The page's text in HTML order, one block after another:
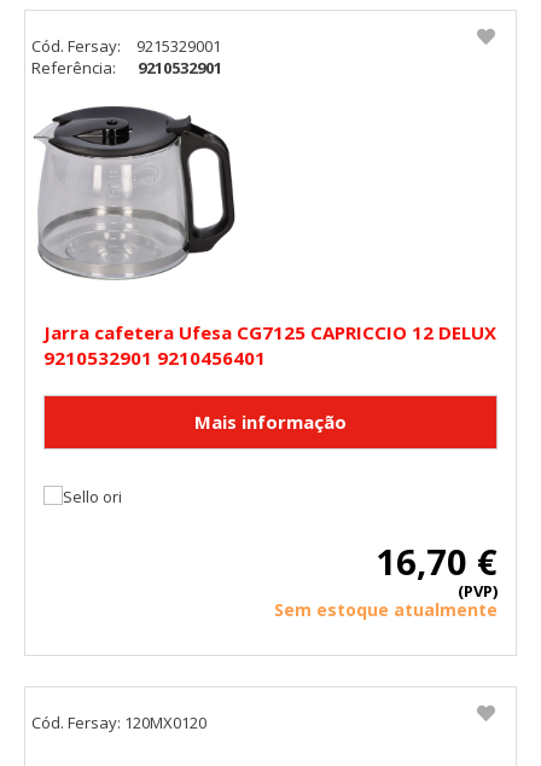
Jarra cafetera Ufesa CG7125 CAPRICCIO 12 DELUX
9210532901 9210456401
16,70 €
(PVP)
Sem estoque atualmente
Cód. Fersay:
9215329001
Referência:
9210532901
Cód. Fersay: 120MX0120